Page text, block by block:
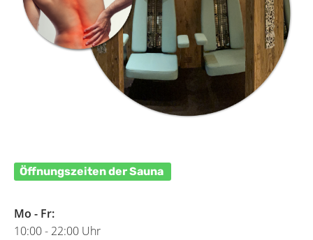
Öffnungszeiten der Sauna
Mo - Fr:
10:00 - 22:00 Uhr